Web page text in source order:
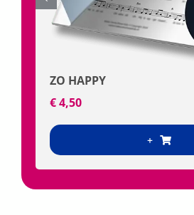
ZO HAPPY
€4,50
+